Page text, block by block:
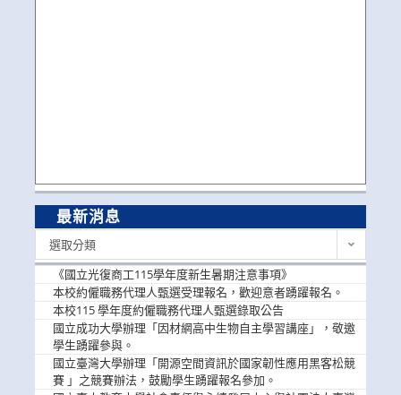
最新消息
選取分類
《國立光復商工115學年度新生暑期注意事項》
本校約僱職務代理人甄選受理報名，歡迎意者踴躍報名。
本校115 學年度約僱職務代理人甄選錄取公告
國立成功大學辦理「因材網高中生物自主學習講座」，敬邀
學生踴躍參與。
國立臺灣大學辦理「開源空間資訊於國家韌性應用黑客松競
賽 」之競賽辦法，鼓勵學生踴躍報名參加。